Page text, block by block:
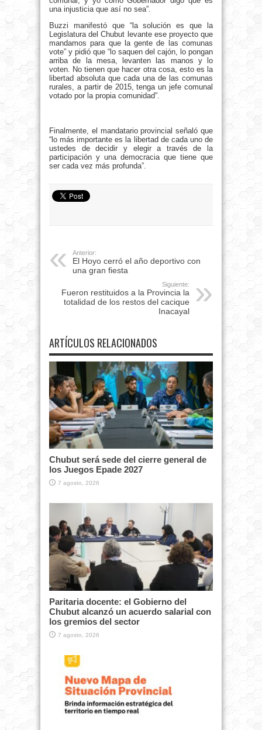
una injusticia que así no sea”.
Buzzi manifestó que “la solución es que la
Legislatura del Chubut levante ese proyecto que
mandamos para que la gente de las comunas
vote” y pidió que “lo saquen del cajón, lo pongan
arriba de la mesa, levanten las manos y lo
voten. No tienen que hacer otra cosa, esto es la
libertad absoluta que cada una de las comunas
rurales, a partir de 2015, tenga un jefe comunal
votado por la propia comunidad”.
Finalmente, el mandatario provincial señaló que
“lo más importante es la libertad de cada uno de
ustedes de decidir y elegir a través de la
participación y una democracia que tiene que
ser cada vez más profunda”.
Anterior:
El Hoyo cerró el año deportivo con
una gran fiesta
Siguiente:
Fueron restituidos a la Provincia la
totalidad de los restos del cacique
Inacayal
ARTÍCULOS RELACIONADOS
Chubut será sede del cierre general de
los Juegos Epade 2027
7 agosto, 2026
Paritaria docente: el Gobierno del
Chubut alcanzó un acuerdo salarial con
los gremios del sector
7 agosto, 2026